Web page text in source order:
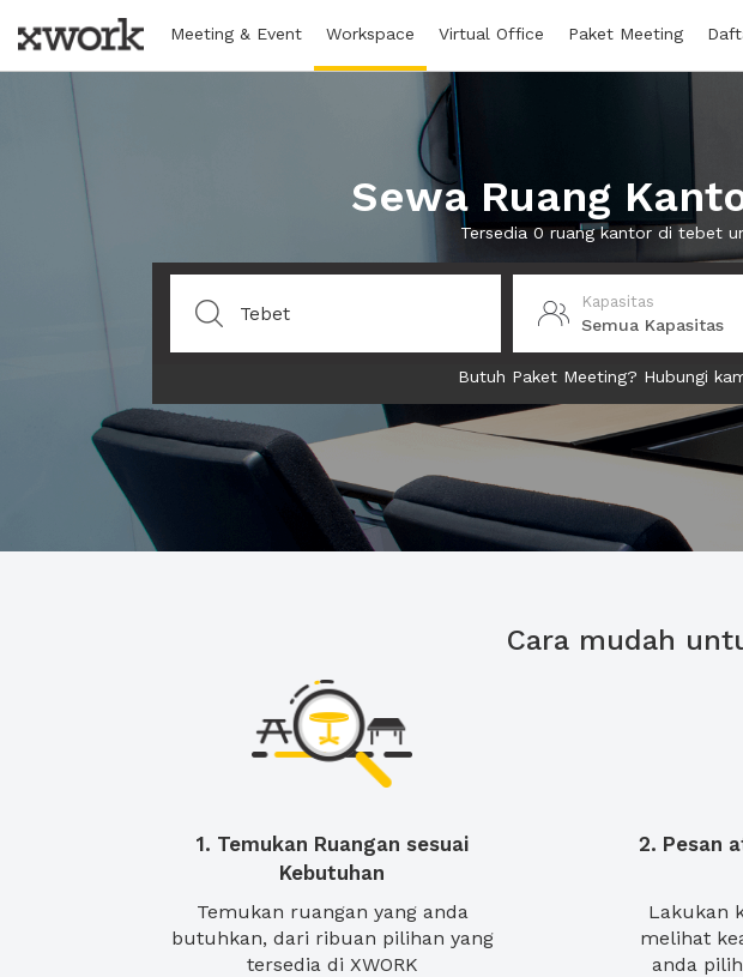
Meeting & Event Workspace Virtual Office Paket Meeting
Sewa Ruang
Tersedia 0 ruang kantor di tebet
Kapasitas
Semua Kapasitas
Butuh Paket Meeting? Hubungi
Cara mudah
1. Temukan Ruangan sesuai
Kebutuhan
Temukan ruangan yang anda
butuhkan, dari ribuan pilihan yang
tersedia di XWORK
2. Pesan
Lakukan
melihat
anda